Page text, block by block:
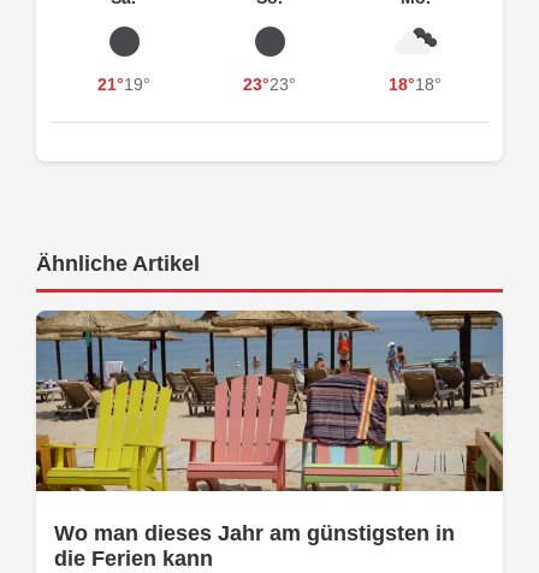
21°19° 23°23° 18°18°
Ähnliche Artikel
Wo man dieses Jahr am günstigsten in
die Ferien kann